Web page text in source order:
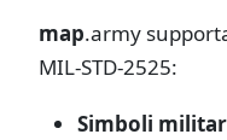
map.army
MIL-STD-2525:
Simboli